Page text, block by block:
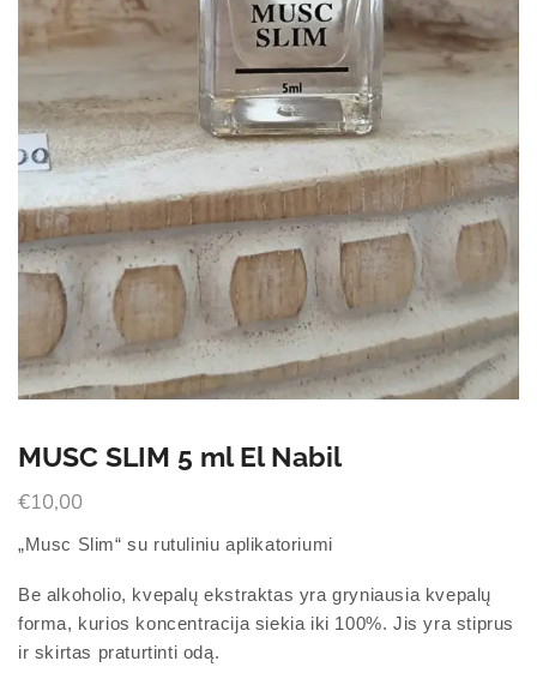
MUSC SLIM 5 ml El Nabil
€10,00
„Musc Slim“ su rutuliniu aplikatoriumi
Be alkoholio, kvepalų ekstraktas yra gryniausia kvepalų
forma, kurios koncentracija siekia iki 100%. Jis yra stiprus
ir skirtas praturtinti odą.